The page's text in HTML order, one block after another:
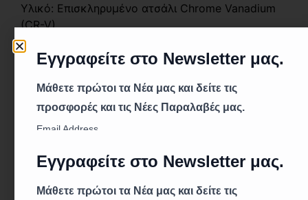
Υλικό: Επισκληρυμένο ατσάλι Chrome Vanadium
(CR-V)
Φινίρισμα: Σατινέ
Μαγνητική Μύτη: Ναι
Λαβή: Αντιολισθητική εργονομική λαβή
Περιγραφή:
κατσαβίδι Torx κατασκευασμένο από
με σατινέ φινίρισμα.